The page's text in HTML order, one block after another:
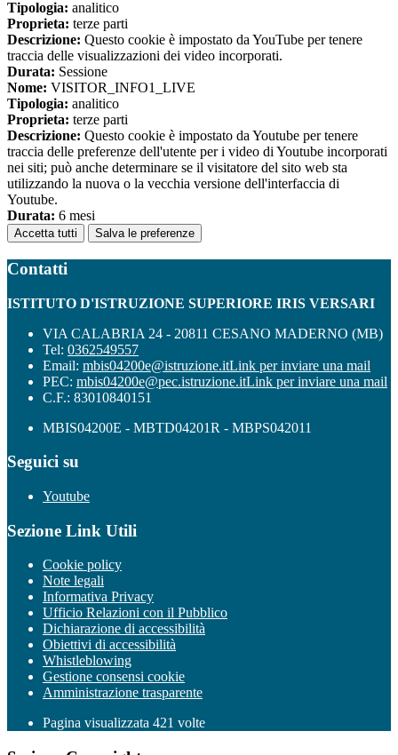
Tipologia: analitico
Proprieta: terze parti
Descrizione: Questo cookie è impostato da YouTube per tenere
traccia delle visualizzazioni dei video incorporati.
Durata: Sessione
Nome: VISITOR_INFO1_LIVE
Tipologia: analitico
Proprieta: terze parti
Descrizione: Questo cookie è impostato da Youtube per tenere
traccia delle preferenze dell'utente per i video di Youtube incorporati
nei siti; può anche determinare se il visitatore del sito web sta
utilizzando la nuova o la vecchia versione dell'interfaccia di
Youtube.
Durata: 6 mesi
Accetta tutti Salva le preferenze
Contatti
ISTITUTO D'ISTRUZIONE SUPERIORE IRIS VERSARI
VIA CALABRIA 24 - 20811 CESANO MADERNO (MB)
Tel: 0362549557
Email: mbis04200e@istruzione.itLink per inviare una mail
PEC: mbis04200e@pec.istruzione.itLink per inviare una mail
C.F.: 83010840151
MBIS04200E - MBTD04201R - MBPS042011
Seguici su
Youtube
Sezione Link Utili
Cookie policy
Note legali
Informativa Privacy
Ufficio Relazioni con il Pubblico
Dichiarazione di accessibilità
Obiettivi di accessibilità
Whistleblowing
Gestione consensi cookie
Amministrazione trasparente
Pagina visualizzata 421 volte